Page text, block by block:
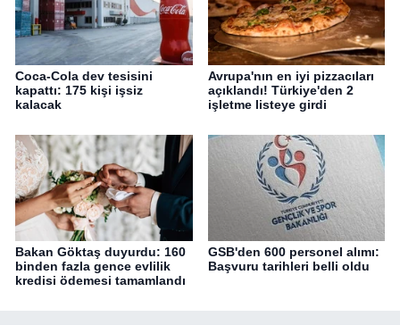
Coca-Cola dev tesisini
kapattı: 175 kişi işsiz
kalacak
Avrupa'nın en iyi pizzacıları
açıklandı! Türkiye'den 2
işletme listeye girdi
Bakan Göktaş duyurdu: 160
binden fazla gence evlilik
kredisi ödemesi tamamlandı
GSB'den 600 personel alımı:
Başvuru tarihleri belli oldu